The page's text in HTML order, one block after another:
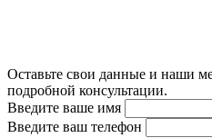
Оставьте свои данные и наши
подробной консультации.
Введите ваше имя
Введите ваш телефон